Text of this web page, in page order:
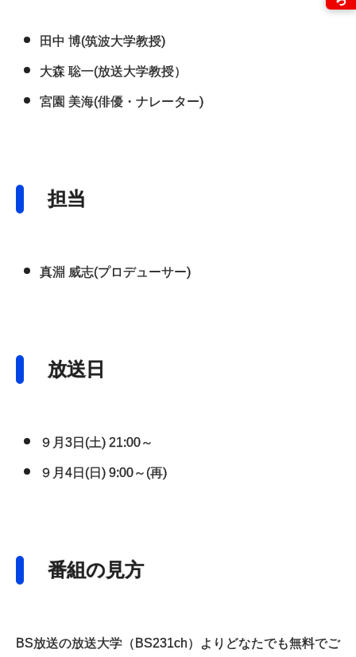
田中 博(筑波大学教授)
大森 聡一(放送大学教授）
宮園 美海(俳優・ナレーター)
担当
真淵 威志(プロデューサー)
放送日
９月3日(土) 21:00～
９月4日(日) 9:00～(再)
番組の見方
BS放送の放送大学（BS231ch）よりどなたでも無料でご